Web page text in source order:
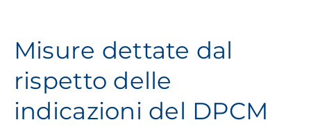
Misure dettate dal
rispetto delle
indicazioni del DPCM